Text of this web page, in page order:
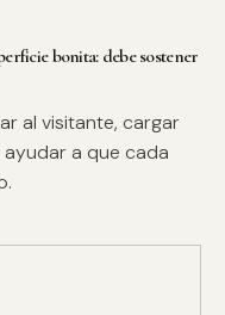
bonita: debe sostener
al visitante, cargar
a que cada